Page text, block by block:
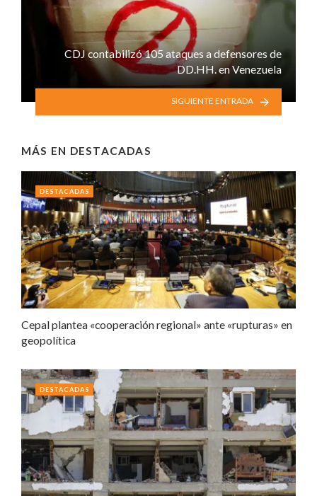
CDJ contabilizó 105 ataques a defensores de
DD.HH. en Venezuela
SIGUIENTE ENTRADA
MÁS EN DESTACADAS
Cepal plantea «cooperación regional» ante «rupturas» en
geopolítica
DESTACADAS
DESTACADAS